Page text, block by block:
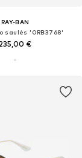
RAY-BAN
saulės '0RB3768'
€